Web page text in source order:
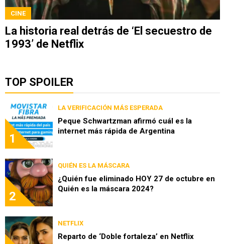
CINE
La historia real detrás de ‘El secuestro de
1993’ de Netflix
TOP SPOILER
1
LA VERIFICACIÓN MÁS ESPERADA
Peque Schwartzman afirmó cuál es la
internet más rápida de Argentina
2
QUIÉN ES LA MÁSCARA
¿Quién fue eliminado HOY 27 de octubre en
Quién es la máscara 2024?
NETFLIX
Reparto de ‘Doble fortaleza’ en Netflix